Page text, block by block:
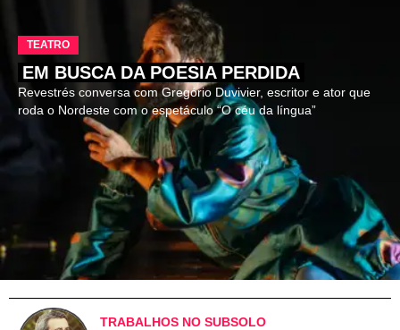
TEATRO
EM BUSCA DA POESIA PERDIDA
Revestrés conversa com Gregório Duvivier, escritor e ator que
roda o Nordeste com o espetáculo “O céu da língua”
TRABALHOS NO SUBSOLO